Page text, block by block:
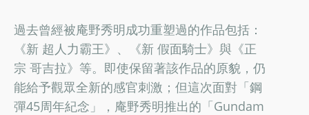
過去曾經被庵野秀明成功重塑過的作品包括：
《新 超人力霸王》、《新 假面騎士》與《正
宗 哥吉拉》等。即使保留著該作品的原貌，仍
能給予觀眾全新的感官刺激；但這次面對「鋼
彈45周年紀念」，庵野秀明推出的「Gundam